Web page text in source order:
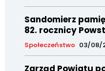
Sandomierz
82. rocznicy
Społeczeństwo 03/08/
Zarząd Powiatu